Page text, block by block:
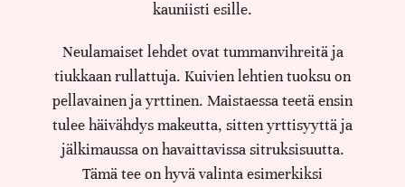
kauniisti esille.
Neulamaiset lehdet ovat tummanvihreitä ja
tiukkaan rullattuja. Kuivien lehtien tuoksu on
pellavainen ja yrttinen. Maistaessa teetä ensin
tulee häivähdys makeutta, sitten yrttisyyttä ja
jälkimaussa on havaittavissa sitruksisuutta.
Tämä tee on hyvä valinta esimerkiksi